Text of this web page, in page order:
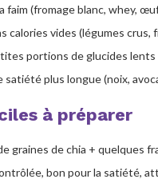
faim (fromage blanc, whey,
calories vides (légumes crus,
portions de glucides lents
satiété plus longue (noix,
à préparer
graines de chia + quelques
bon pour la satiété,